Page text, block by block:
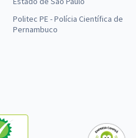
Politec PE - Polícia Científica de
Pernambuco